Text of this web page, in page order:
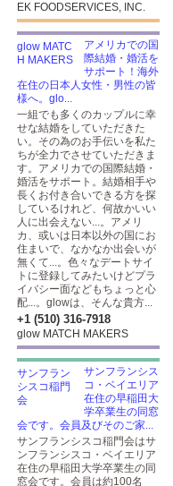
EK FOODSERVICES, INC.
アメリカでの国
際結婚・婚活を
サポート！海外
在住の日本人女性・男性の皆
様へ。glo...
一組でも多くのカップルに幸
せな結婚をしていただきた
い。その為のお手伝いを私た
ちが全力でさせていただきま
す。アメリカでの国際結婚・
婚活をサポート。結婚相手や
長くお付き合いできる方を探
しているけれど、何故かいい
人に出会えない...。アメリ
カ、或いは日本以外の国にお
住まいで、なかなか出会いが
無くて...。色々なデートサイ
トに登録してみたいけどプラ
イバシー面などもちょっと心
配...。glowは、そんな貴方...
+1 (510) 316-7918
glow MATCH MAKERS
サンフランシス
コ・ベイエリア
在住の早稲田大
学卒業生の同窓
会です。会員及びそのご家...
サンフランシスコ稲門会はサ
ンフランシスコ・ベイエリア
在住の早稲田大学卒業生の同
窓会です。会員は約100名